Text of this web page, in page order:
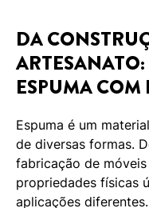
DA
ESPUMA COM
Espuma é um
de diversas formas.
fabricação de
propriedades físicas
aplicações